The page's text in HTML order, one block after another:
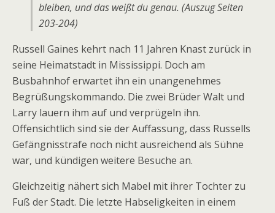
bleiben, und das weißt du genau. (Auszug Seiten
203-204)
Russell Gaines kehrt nach 11 Jahren Knast zurück in
seine Heimatstadt in Mississippi. Doch am
Busbahnhof erwartet ihn ein unangenehmes
Begrüßungskommando. Die zwei Brüder Walt und
Larry lauern ihm auf und verprügeln ihn.
Offensichtlich sind sie der Auffassung, dass Russells
Gefängnisstrafe noch nicht ausreichend als Sühne
war, und kündigen weitere Besuche an.
Gleichzeitig nähert sich Mabel mit ihrer Tochter zu
Fuß der Stadt. Die letzte Habseligkeiten in einem